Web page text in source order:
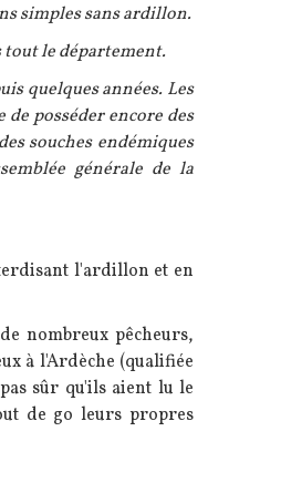
simples sans ardillon.
tout le département.
quelques années. Les
de posséder encore des
souches endémiques
générale de la
l'ardillon et en
nombreux pêcheurs,
à l'Ardèche (qualifiée
sûr qu'ils aient lu le
de go leurs propres